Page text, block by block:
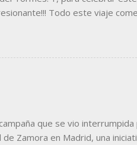
Todo este viaje
ojalá ocurriera todos los días
sobre la idea de una
que se vio
de Zamora en Madrid, una